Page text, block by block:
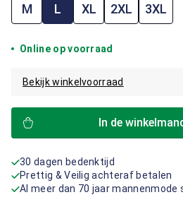
M L XL 2XL 3XL
Online op voorraad
Bekijk winkelvoorraad
In de
30 dagen bedenktijd
Prettig & Veilig achteraf betalen
Al meer dan 70 jaar mannenmode